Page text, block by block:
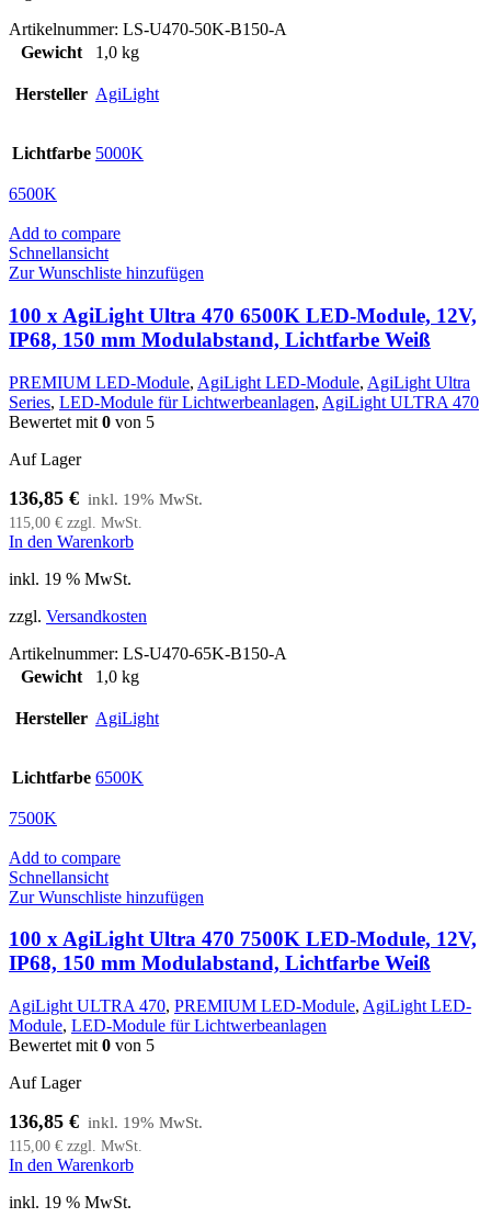
Artikelnummer: LS-U470-50K-B150-A
Gewicht
1,0 kg
Hersteller AgiLight
Lichtfarbe 5000K
6500K
Add to compare
Schnellansicht
Zur Wunschliste hinzufügen
100 x AgiLight Ultra 470 6500K LED-Module, 12V,
IP68, 150 mm Modulabstand, Lichtfarbe Weiß
PREMIUM LED-Module, AgiLight LED-Module, AgiLight Ultra
Series, LED-Module für Lichtwerbeanlagen, AgiLight ULTRA 470
Bewertet mit 0 von 5
Auf Lager
136,85 €
115,00 € zzgl. MwSt.
In den Warenkorb
inkl. 19 % MwSt.
zzgl. Versandkosten
Artikelnummer: LS-U470-65K-B150-A
Gewicht
1,0 kg
Hersteller AgiLight
Lichtfarbe 6500K
7500K
Add to compare
Schnellansicht
Zur Wunschliste hinzufügen
100 x AgiLight Ultra 470 7500K LED-Module, 12V,
IP68, 150 mm Modulabstand, Lichtfarbe Weiß
AgiLight ULTRA 470, PREMIUM LED-Module, AgiLight LED-
Module, LED-Module für Lichtwerbeanlagen
Bewertet mit 0 von 5
Auf Lager
136,85 €
115,00 € zzgl. MwSt.
In den Warenkorb
inkl. 19 % MwSt.